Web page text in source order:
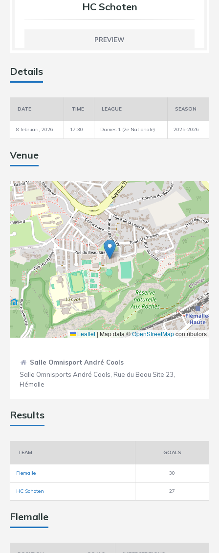
HC Schoten
PREVIEW
Details
DATE TIME LEAGUE SEASON
8 februari, 2026 17:30 Dames 1 (2e Nationale) 2025-2026
Venue
Leaflet | Map data ©OpenStreetMapcontributors
Salle Omnisport André Cools
Salle Omnisports André Cools, Rue du Beau Site 23,
Flémalle
Results
TEAM GOALS
Flemalle 30
HC Schoten 27
Flemalle